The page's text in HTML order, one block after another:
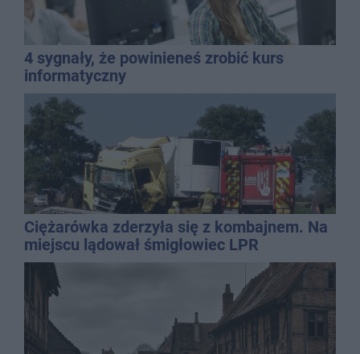
4 sygnały, że powinieneś zrobić kurs
informatyczny
Ciężarówka zderzyła się z kombajnem. Na
miejscu lądował śmigłowiec LPR